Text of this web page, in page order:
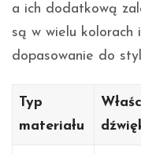
a ich dodatkową
są w wielu kolorach
dopasowanie do
Typ
materiału